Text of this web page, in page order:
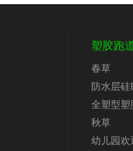
塑胶跑
春草
防水层硅
全塑型塑
秋草
幼儿园欢